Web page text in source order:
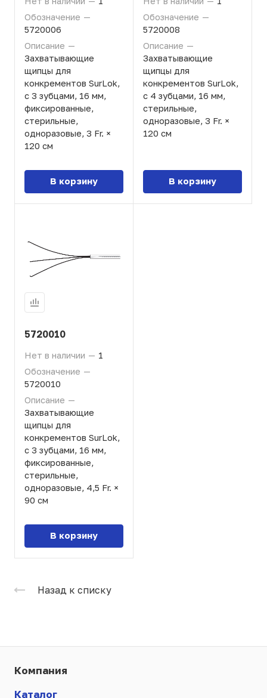
Обозначение —
5720006
Описание —
Захватывающие
щипцы для
конкрементов SurLok,
с 3 зубцами, 16 мм,
фиксированные,
стерильные,
одноразовые, 3 Fr. ×
120 см
В корзину
Обозначение —
5720008
Описание —
Захватывающие
щипцы для
конкрементов SurLok,
с 4 зубцами, 16 мм,
стерильные,
одноразовые, 3 Fr. ×
120 см
В корзину
5720010
Нет в наличии — 1
Обозначение —
5720010
Описание —
Захватывающие
щипцы для
конкрементов SurLok,
с 3 зубцами, 16 мм,
фиксированные,
стерильные,
одноразовые, 4,5 Fr. ×
90 см
В корзину
Назад к списку
Компания
Каталог